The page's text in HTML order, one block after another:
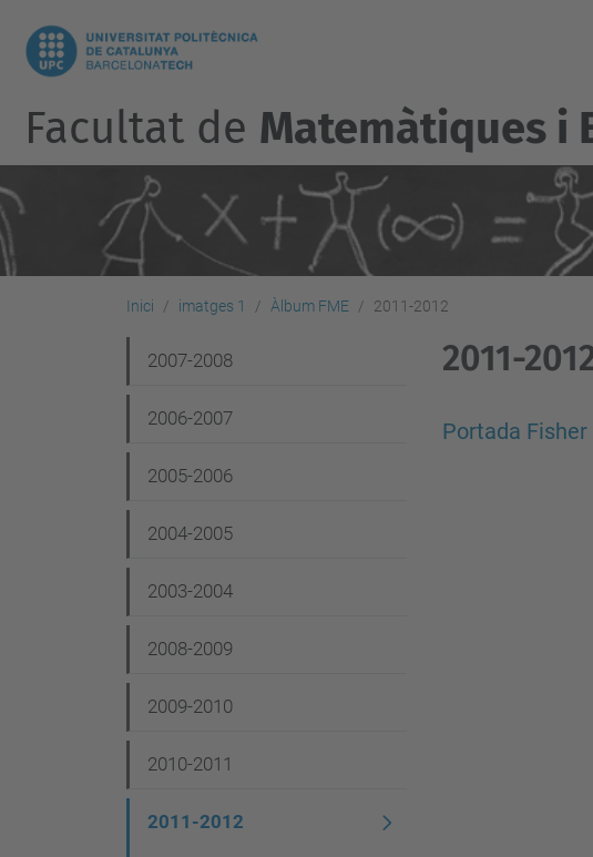
Facultat de Matemàtiques i
Inici imatges 1 Àlbum FME 2011-2012
2011-
Portada Fisher
a
v
g
a
i
ó
2007-2008
2006-2007
2005-2006
2004-2005
2003-2004
2008-2009
2009-2010
2010-2011
2011-2012